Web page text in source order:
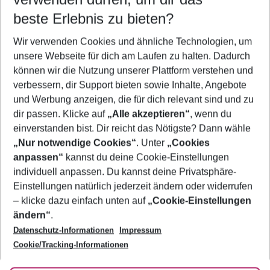
5-8 Nächte
2 Erwachsene Keine Kinder
Mehr Filter anzeigen
Footer
Footer navigation
Über uns
AGB
Bestpreisgarantie
Cookie-Einstellungen ändern
Cookie-Richtlinie
Agenturbetreuung
Barrierefreies Reisen
Folge uns
beste Erlebnis zu bieten?
Wir verwenden Cookies und ähnliche Technologien, um
unsere Webseite für dich am Laufen zu halten. Dadurch
können wir die Nutzung unserer Plattform verstehen und
verbessern, dir Support bieten sowie Inhalte, Angebote
und Werbung anzeigen, die für dich relevant sind und zu
dir passen. Klicke auf „Alle akzeptieren“, wenn du
einverstanden bist. Dir reicht das Nötigste? Dann wähle
„Nur notwendige Cookies“. Unter „Cookies
anpassen“ kannst du deine Cookie-Einstellungen
individuell anpassen. Du kannst deine Privatsphäre-
Einstellungen natürlich jederzeit ändern oder widerrufen
– klicke dazu einfach unten auf „Cookie-Einstellungen
ändern“.
Datenschutz-Informationen
Impressum
Cookie/Tracking-Informationen